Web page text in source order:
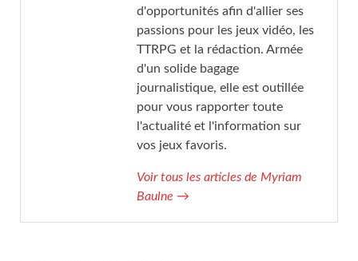
d'opportunités afin d'allier ses
passions pour les jeux vidéo, les
TTRPG et la rédaction. Armée
d'un solide bagage
journalistique, elle est outillée
pour vous rapporter toute
l'actualité et l'information sur
vos jeux favoris.
Voir tous les articles de Myriam
Baulne →